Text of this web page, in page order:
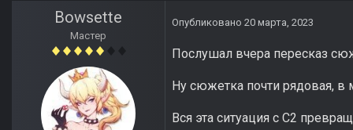
Bowsette
Мастер
Опубликовано 20 марта, 2023
Послушал вчера пересказ
Ну сюжетка почти рядовая, в
Вся эта ситуация с С2